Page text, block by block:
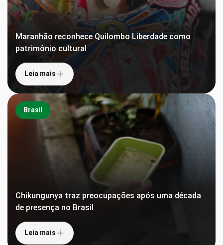
Maranhão reconhece Quilombo Liberdade como
patrimônio cultural
Leia mais
Brasil
Chikungunya traz preocupações após uma década
de presença no Brasil
Leia mais